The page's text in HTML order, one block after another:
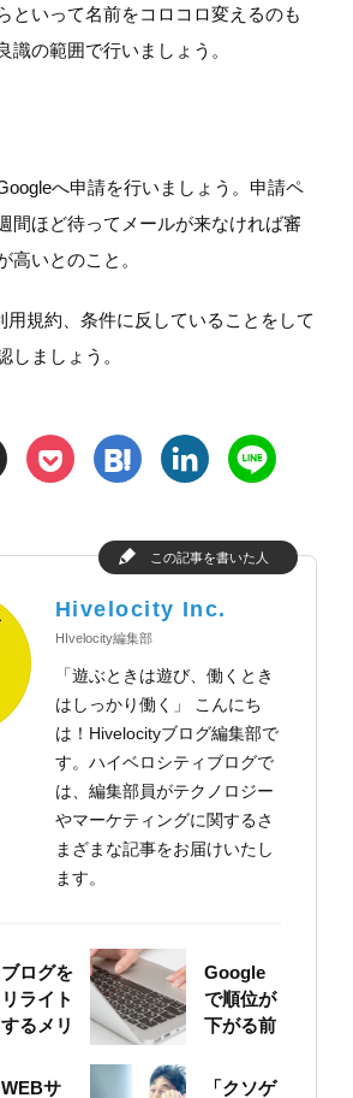
といって名前をコロコロ変えるのも
識の範囲で行いましょう。
へ申請を行いましょう。申請ペ
間ほど待ってメールが来なければ審
高いとのこと。
用規約、条件に反していることをして
しましょう。
p h l n
この記事を書いた人
Hivelocity Inc.
HIvelocity編集部
「遊ぶときは遊び、働くとき
はしっかり働く」 こんにち
は！Hivelocityブログ編集部で
す。ハイベロシティブログで
は、編集部員がテクノロジー
やマーケティングに関するさ
まざまな記事をお届けいたし
ます。
ブログを
リライト
するメリ
いて
Google
で順位が
下がる前
のサイト
WEBサ
「クソゲ